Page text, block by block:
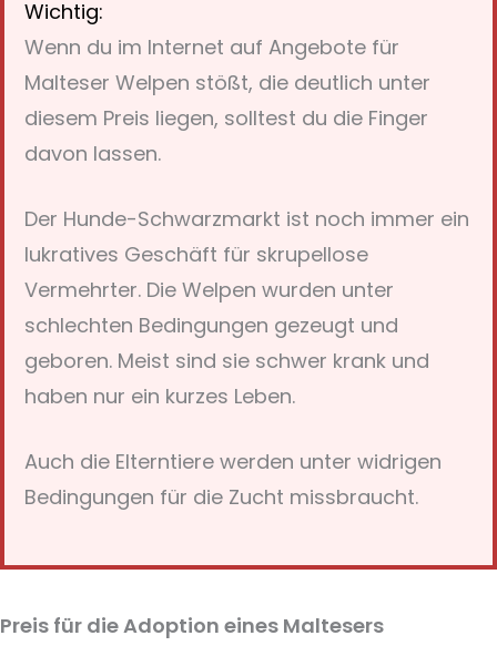
Wichtig:
Wenn du im Internet auf Angebote für
Malteser Welpen stößt, die deutlich unter
diesem Preis liegen, solltest du die Finger
davon lassen.
Der Hunde-Schwarzmarkt ist noch immer ein
lukratives Geschäft für skrupellose
Vermehrter. Die Welpen wurden unter
schlechten Bedingungen gezeugt und
geboren. Meist sind sie schwer krank und
haben nur ein kurzes Leben.
Auch die Elterntiere werden unter widrigen
Bedingungen für die Zucht missbraucht.
Preis für die Adoption eines Maltesers